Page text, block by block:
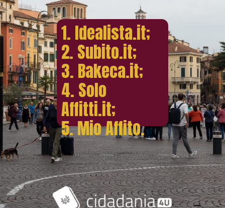
1. Idealista.it;
2. Subito.it;
3. Bakeca.it;
4. Solo
Affitti.it;
5. Mio Affito.